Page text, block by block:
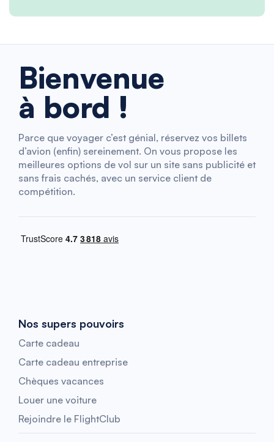
Bienvenue
à bord !
Parce que voyager c’est génial, réservez vos billets
d’avion (enfin) sereinement. On vous propose les
meilleures options de vol sur un site sans publicité et
sans frais cachés, avec un service client de
compétition.
Nos supers pouvoirs
Carte cadeau
Carte cadeau entreprise
Chèques vacances
Louer une voiture
Rejoindre le FlightClub